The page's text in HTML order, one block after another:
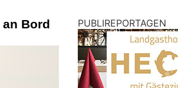
Bord
PUBLIREPORTAGEN